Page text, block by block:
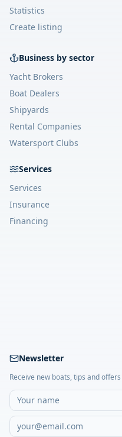
Statistics
Create listing
Business by sector
Yacht Brokers
Boat Dealers
Shipyards
Rental Companies
Watersport Clubs
Services
Services
Insurance
Financing
Newsletter
Receive new boats, tips and